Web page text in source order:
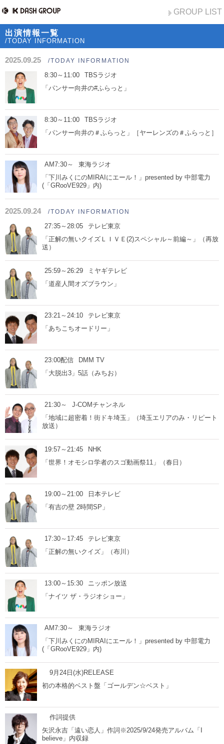
GROUP LIST
出演情報一覧
/TODAY INFORMATION
2025.09.25 /TODAY INFORMATION
8:30～11:00
TBSラジオ
「パンサー向井の#ふらっと」
8:30～11:00
TBSラジオ
「パンサー向井の＃ふらっと」［ヤーレンズの＃ふらっと］
AM7:30～
東海ラジオ
「下川みくにのMIRAIにエール！」presented by 中部電力
(「GRooVE929」内)
2025.09.24 /TODAY INFORMATION
27:35～28:05
テレビ東京
「正解の無いクイズＬＩＶＥ(2)スペシャル～前編～」（再放
送）
25:59～26:29
ミヤギテレビ
「道産人間オズブラウン」
23:21～24:10
テレビ東京
「あちこちオードリー」
23:00配信
DMM TV
「大脱出3」5話（みちお）
21:30～
J-COMチャンネル
「地域に超密着！街ドキ埼玉」（埼玉エリアのみ・リピート
放送）
19:57～21:45
NHK
「世界！オモシロ学者のスゴ動画祭11」（春日）
19:00～21:00
日本テレビ
「有吉の壁 2時間SP」
17:30～17:45
テレビ東京
「正解の無いクイズ」（布川）
13:00～15:30
ニッポン放送
「ナイツ ザ・ラジオショー」
AM7:30～
東海ラジオ
「下川みくにのMIRAIにエール！」presented by 中部電力
(「GRooVE929」内)
9月24日(水)RELEASE
初の本格的ベスト盤「ゴールデン☆ベスト」
作詞提供
矢沢永吉「遠い恋人」作詞※2025/9/24発売アルバム「I
believe」内収録